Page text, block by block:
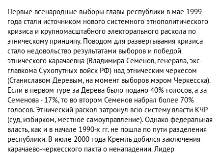
Первые всенародные выборы главы республики в мае 1999
года стали источником нового системного этнополитического
кризиса и крупномасштабного электорального раскола по
этническому принципу. Поводом для развертывания кризиса
стало недовольство результатами выборов и победой
этнического карачаевца (Владимира Семенов, генерала, экс-
главкома Сухопутных войск РФ) над этническим черкесом
(Станиславом Деревым, на момент выборов мэром Черкесска).
Если в первом туре за Дерева было подано 40% голосов, а за
Семенова - 17%, то во втором Семенов набрал более 70%
голосов. Этнический раскол затронул всю систему власти КЧР
(суд, избирком, местное самоуправление). Однако федеральная
власть, как и в начале 1990-х гг. не пошла по пути разделения
республики. В июле 2000 года Кремль добился заключения
карачаево-черкесского пакта о ненападении. Лидер